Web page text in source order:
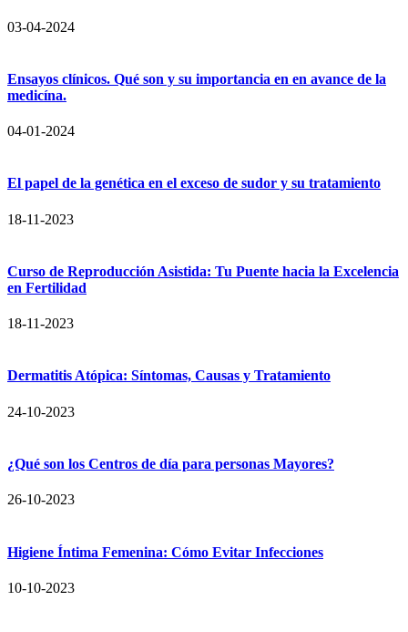
03-04-2024
Ensayos clínicos. Qué son y su importancia en en avance de la
medicína.
04-01-2024
El papel de la genética en el exceso de sudor y su tratamiento
18-11-2023
Curso de Reproducción Asistida: Tu Puente hacia la Excelencia
en Fertilidad
18-11-2023
Dermatitis Atópica: Síntomas, Causas y Tratamiento
24-10-2023
¿Qué son los Centros de día para personas Mayores?
26-10-2023
Higiene Íntima Femenina: Cómo Evitar Infecciones
10-10-2023